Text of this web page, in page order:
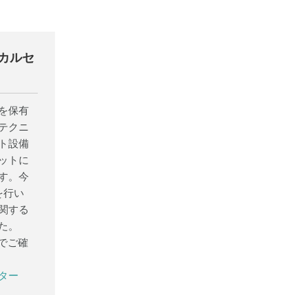
ルセ
保有
クニ
設備
トに
。今
行い
する
。
ご確
ー